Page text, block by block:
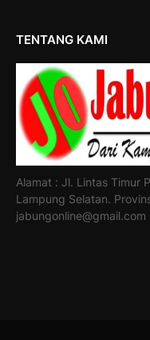
TENTANG KAMI
Alamat : Jl. Lintas Timur
Lampung Selatan.
jabungonline@gmail.com